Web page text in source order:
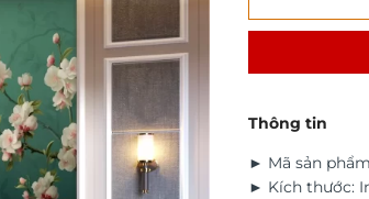
290.000 ₫.
là:
Thông tin
► Mã sản
► Kích thước: